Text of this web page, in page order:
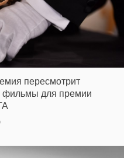
пересмотрит
фильмы для премии